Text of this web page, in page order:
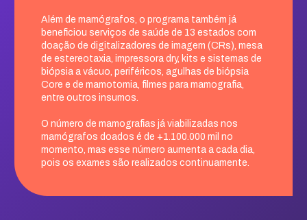
Além de mamógrafos, o programa também já
beneficiou serviços de saúde de 13 estados com
doação de digitalizadores de imagem (CRs), mesa
de estereotaxia, impressora dry, kits e sistemas de
biópsia a vácuo, periféricos, agulhas de biópsia
Core e de mamotomia, filmes para mamografia,
entre outros insumos.
O número de mamografias já viabilizadas nos
mamógrafos doados é de +1.100.000 mil no
momento, mas esse número aumenta a cada dia,
pois os exames são realizados continuamente.